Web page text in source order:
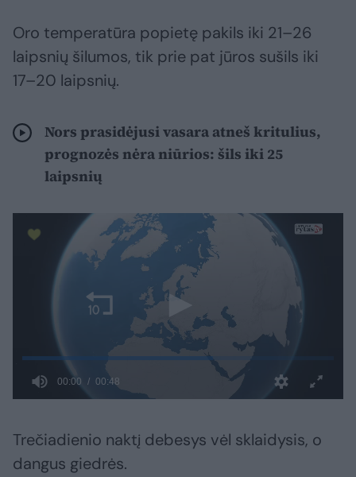
Oro temperatūra popietę pakils iki 21–26
laipsnių šilumos, tik prie pat jūros sušils iki
17–20 laipsnių.
Nors prasidėjusi vasara atneš kritulius,
prognozės nėra niūrios: šils iki 25
laipsnių
Trečiadienio naktį debesys vėl sklaidysis, o
dangus giedrės.